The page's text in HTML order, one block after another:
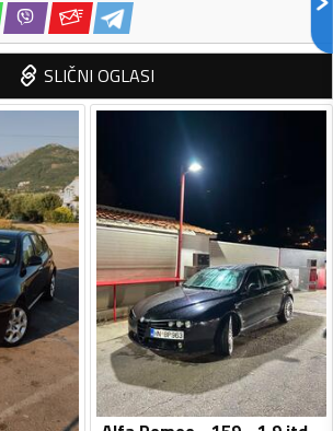
SLIČNI OGLASI